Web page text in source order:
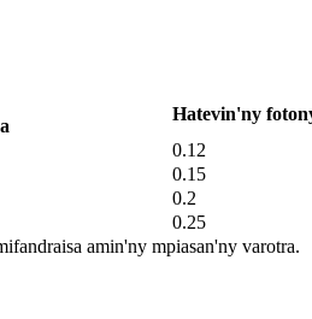
Hatevin'ny
0.12
0.15
0.2
0.25
amin'ny mpiasan'ny varotra.